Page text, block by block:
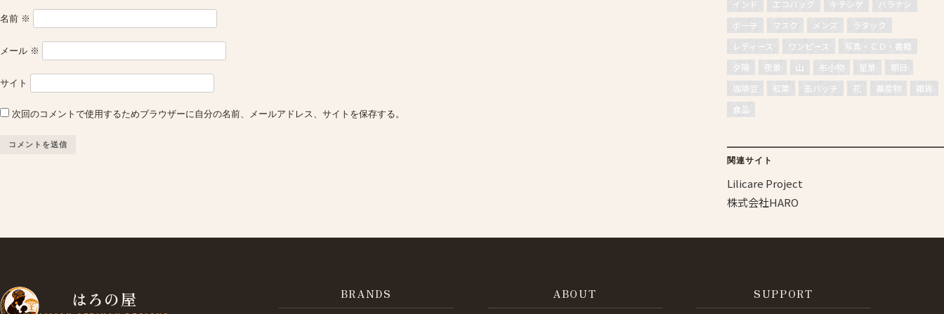
名前 ※
メール ※
サイト
次回のコメントで使用するためブラウザーに自分の名前、メールアドレス、サイトを保存する。
インド エコバッグ キテンゲ
バラナシ
ポーチ
マスク メンズ
ラダック
レディース
ワンピース
写真・ＣＤ・書籍
夕陽
夜景 山 布小物 星景
朝日
珈琲豆
紅葉 缶バッチ 花 農産物
雑貨
食品
関連サイト
Lilicare Project
株式会社HARO
はろの屋 BRANDS ABOUT SUPPORT